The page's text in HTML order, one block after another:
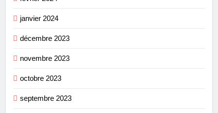
janvier 2024
décembre 2023
novembre 2023
octobre 2023
septembre 2023